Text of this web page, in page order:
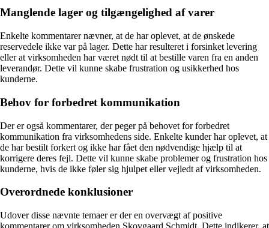
Manglende lager og tilgængelighed af varer
Enkelte kommentarer nævner, at de har oplevet, at de ønskede
reservedele ikke var på lager. Dette har resulteret i forsinket levering
eller at virksomheden har været nødt til at bestille varen fra en anden
leverandør. Dette vil kunne skabe frustration og usikkerhed hos
kunderne.
Behov for forbedret kommunikation
Der er også kommentarer, der peger på behovet for forbedret
kommunikation fra virksomhedens side. Enkelte kunder har oplevet, at
de har bestilt forkert og ikke har fået den nødvendige hjælp til at
korrigere deres fejl. Dette vil kunne skabe problemer og frustration hos
kunderne, hvis de ikke føler sig hjulpet eller vejledt af virksomheden.
Overordnede konklusioner
Udover disse nævnte temaer er der en overvægt af positive
kommentarer om virksomheden Skovgaard Schmidt. Dette indikerer, at